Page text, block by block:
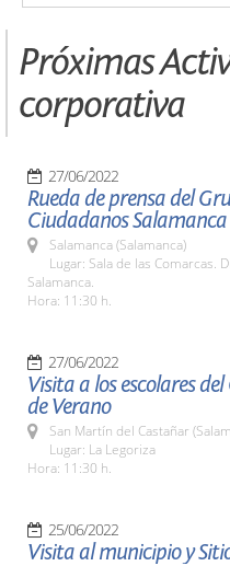
Próximas
corporativa
27/06/2022
Rueda de prensa del
Ciudadanos Salamanca
Salamanca (Salamanca)
Lugar: Sala de las Comarcas.
Salamanca.
Hora: 11:30 h.
27/06/2022
Visita a los escolares
de Verano
San Martín del Castañar
Lugar: La Legoriza
Hora: 11:30 h.
25/06/2022
Visita al municipio y